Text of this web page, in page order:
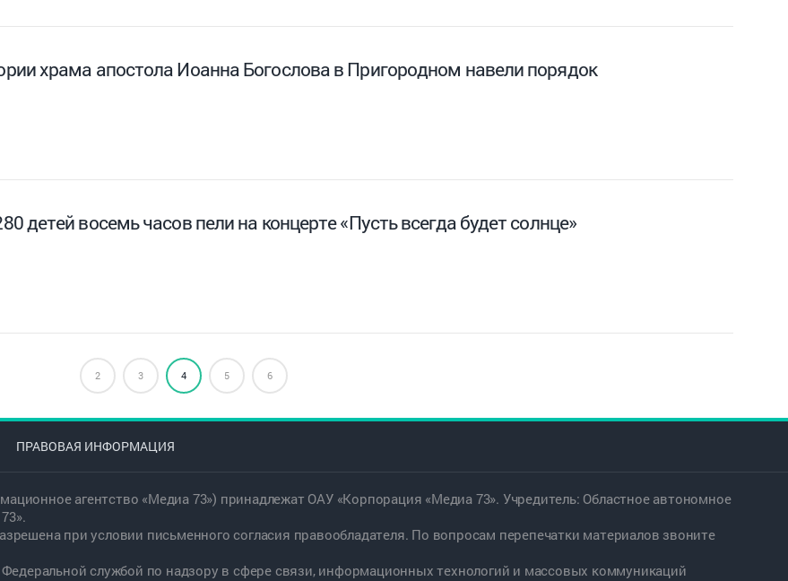
храма апостола Иоанна Богослова в Пригородном навели порядок
детей восемь часов пели на концерте «Пусть всегда будет солнце»
2 3 4 5 6
ПРАВОВАЯ ИНФОРМАЦИЯ
агентство «Медиа 73») принадлежат ОАУ «Корпорация «Медиа 73». Учредитель: Областное автономное
при условии письменного согласия правообладателя. По вопросам перепечатки материалов звоните
службой по надзору в сфере связи, информационных технологий и массовых коммуникаций